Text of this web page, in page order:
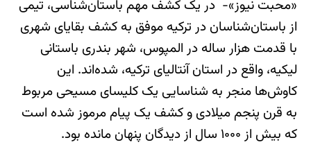
«محبت نیوز»- در یک کشف مهم باستان‌شناسی، تیمی
از باستان‌شناسان در ترکیه موفق به کشف بقایای شهری
با قدمت هزار ساله در المپوس، شهر بندری باستانی
لیکیه، واقع در استان آنتالیای ترکیه، شده‌اند. این
کاوش‌ها منجر به شناسایی یک کلیسای مسیحی مربوط
به قرن پنجم میلادی و کشف یک پیام مرموز شده است
که بیش از ۱۰۰۰ سال از دیدگان پنهان مانده بود.